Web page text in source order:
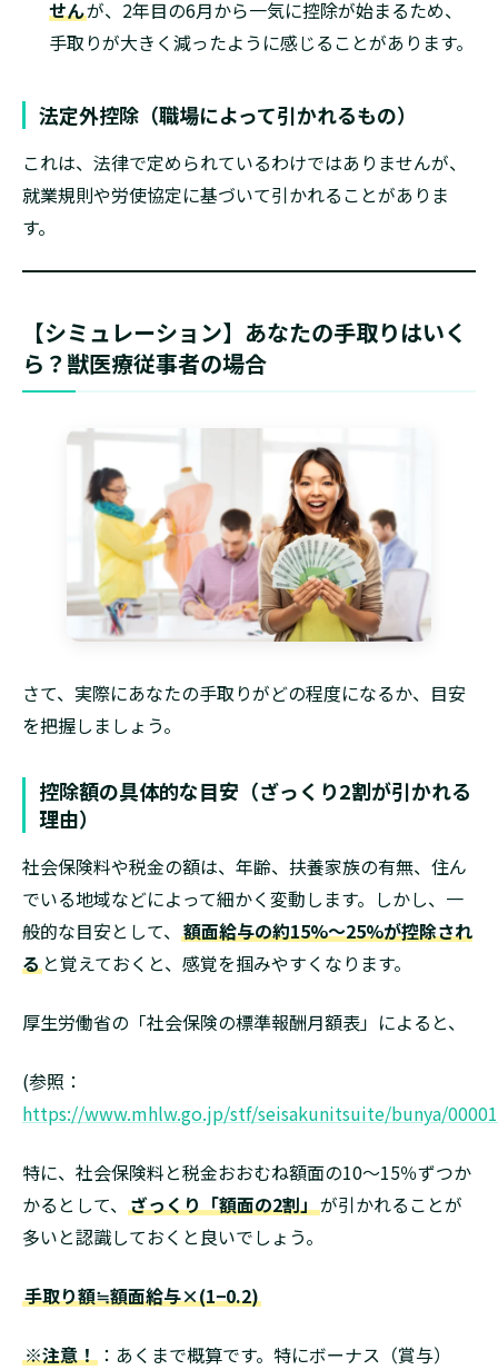
せんが、2年目の6月から一気に控除が始まるため、
手取りが大きく減ったように感じることがあります。
法定外控除（職場によって引かれるもの）
これは、法律で定められているわけではありませんが、
就業規則や労使協定に基づいて引かれることがありま
す。
【シミュレーション】あなたの手取りはいく
ら？獣医療従事者の場合
さて、実際にあなたの手取りがどの程度になるか、目安
を把握しましょう。
控除額の具体的な目安（ざっくり2割が引かれる
理由）
社会保険料や税金の額は、年齢、扶養家族の有無、住ん
でいる地域などによって細かく変動します。しかし、一
般的な目安として、 額面給与の約15%〜25%が控除され
る と覚えておくと、感覚を掴みやすくなります。
厚生労働省の「社会保険の標準報酬月額表」によると、
(参照：
https://www.mhlw.go.jp/stf/seisakunitsuite/bunya/
特に、社会保険料と税金おおむね額面の10〜15％ずつか
かるとして、 ざっくり「額面の2割」が引かれることが
多いと認識しておくと良いでしょう。
手取り額≒額面給与×(1−0.2)
※注意！ ：あくまで概算です。特にボーナス（賞与）